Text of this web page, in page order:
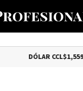
DÓLAR CCL$1,559.41